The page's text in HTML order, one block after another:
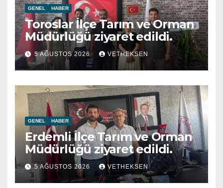
GENEL HABER
Toroslar İlçe Tarım ve Orman
Müdürlüğü ziyaret edildi.
5 AĞUSTOS 2026 VETHEKSEN
GENEL HABER
Erdemli İlçe Tarım ve Orman
Müdürlüğü ziyaret edildi.
5 AĞUSTOS 2026 VETHEKSEN